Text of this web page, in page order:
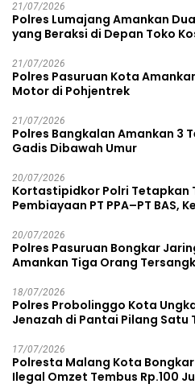
21/07/2026
Polres Lumajang Amankan
yang Beraksi di Depan Toko
21/07/2026
Polres Pasuruan Kota
Motor di Pohjentrek
21/07/2026
Polres Bangkalan Amankan 3
Gadis Dibawah Umur
20/07/2026
Kortastipidkor Polri Tetapkan
Pembiayaan PT PPA–PT BAS,
20/07/2026
Polres Pasuruan Bongkar
Amankan Tiga Orang
18/07/2026
Polres Probolinggo Kota
Jenazah di Pantai Pilang Satu
17/07/2026
Polresta Malang Kota
Ilegal Omzet Tembus Rp.100